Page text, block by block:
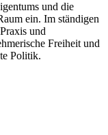
und die
ein. Im ständigen
und
Freiheit und
Politik.